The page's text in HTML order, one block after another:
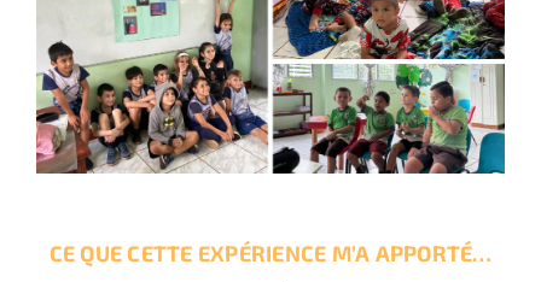
CE QUE CETTE EXPÉRIENCE M’A APPORTÉ…